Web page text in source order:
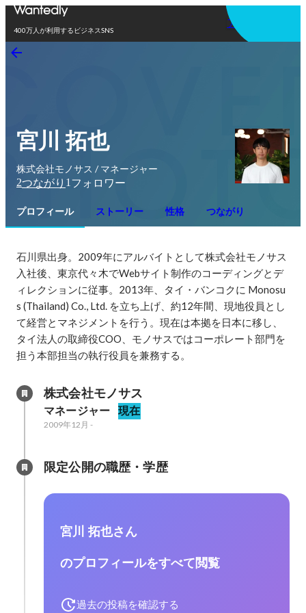
400万人が利用するビジネスSNS
アプリを使う
宮川 拓也
株式会社モノサス / マネージャー
2つながり 1 フォロワー
プロフィール ストーリー 性格 つながり
石川県出身。2009年にアルバイトとして株式会社モノサス
入社後、東京代々木でWebサイト制作のコーディングとデ
ィレクションに従事。2013年、タイ・バンコクに Monosu
s (Thailand) Co., Ltd. を立ち上げ、約12年間、現地役員とし
て経営とマネジメントを行う。現在は本拠を日本に移し、
タイ法人の取締役COO、モノサスではコーポレート部門を
担う本部担当の執行役員を兼務する。
株式会社モノサス
マネージャー 現在
2009年12月 -
限定公開の職歴・学歴
宮川 拓也さん
のプロフィールをすべて閲覧
過去の投稿を確認する